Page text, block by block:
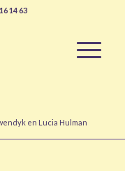
14 63
en Lucia Hulman